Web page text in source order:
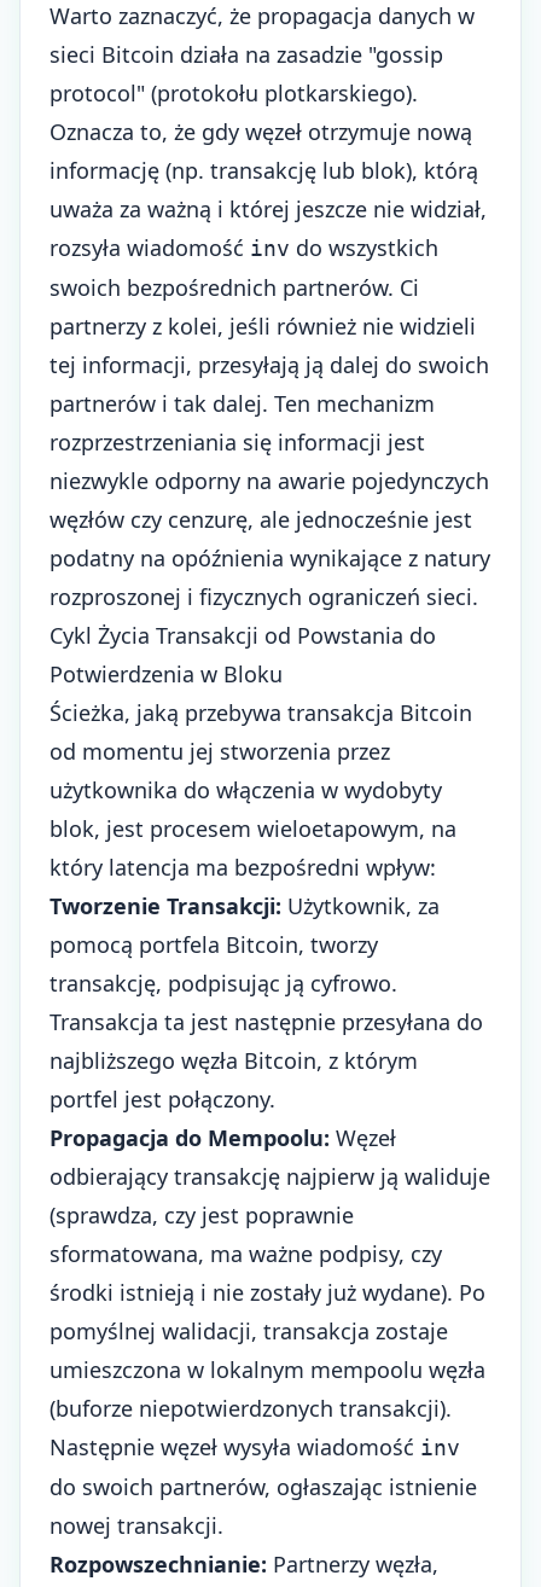
Warto zaznaczyć, że propagacja danych w
sieci Bitcoin działa na zasadzie "gossip
protocol" (protokołu plotkarskiego).
Oznacza to, że gdy węzeł otrzymuje nową
informację (np. transakcję lub blok), którą
uważa za ważną i której jeszcze nie widział,
rozsyła wiadomość inv do wszystkich
swoich bezpośrednich partnerów. Ci
partnerzy z kolei, jeśli również nie widzieli
tej informacji, przesyłają ją dalej do swoich
partnerów i tak dalej. Ten mechanizm
rozprzestrzeniania się informacji jest
niezwykle odporny na awarie pojedynczych
węzłów czy cenzurę, ale jednocześnie jest
podatny na opóźnienia wynikające z natury
rozproszonej i fizycznych ograniczeń sieci.
Cykl Życia Transakcji od Powstania do
Potwierdzenia w Bloku
Ścieżka, jaką przebywa transakcja Bitcoin
od momentu jej stworzenia przez
użytkownika do włączenia w wydobyty
blok, jest procesem wieloetapowym, na
który latencja ma bezpośredni wpływ:
Tworzenie Transakcji: Użytkownik, za
pomocą portfela Bitcoin, tworzy
transakcję, podpisując ją cyfrowo.
Transakcja ta jest następnie przesyłana do
najbliższego węzła Bitcoin, z którym
portfel jest połączony.
Propagacja do Mempoolu: Węzeł
odbierający transakcję najpierw ją waliduje
(sprawdza, czy jest poprawnie
sformatowana, ma ważne podpisy, czy
środki istnieją i nie zostały już wydane). Po
pomyślnej walidacji, transakcja zostaje
umieszczona w lokalnym mempoolu węzła
(buforze niepotwierdzonych transakcji).
Następnie węzeł wysyła wiadomość inv
do swoich partnerów, ogłaszając istnienie
nowej transakcji.
Rozpowszechnianie: Partnerzy węzła,